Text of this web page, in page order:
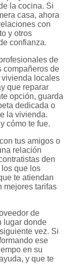
la cocina. Si
casa, ahora
con
y otros
confianza.
de
compañeros de
locales
que reparar
opción, guarda
dedicada o
la vivienda.
cómo te fue.
tus amigos o
relación
den
que los
te atiendan
mejores tarifas
de
lugar donde
vez. Si
ese
en su
y que te